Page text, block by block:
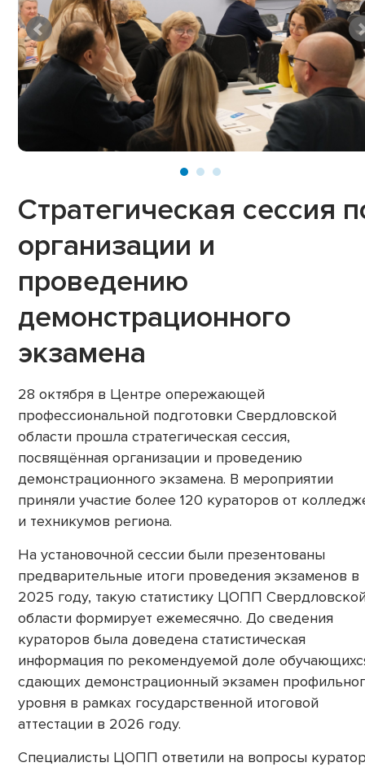
Стратегическая сессия
организации и
проведению
демонстрационного
экзамена
28 октября в Центре опережающей
профессиональной подготовки Свердловской
области прошла стратегическая сессия,
посвящённая организации и проведению
демонстрационного экзамена. В мероприятии
приняли участие более 120 кураторов от
и техникумов региона.
На установочной сессии были презентованы
предварительные итоги проведения экзаменов в
2025 году, такую статистику ЦОПП
области формирует ежемесячно. До сведения
кураторов была доведена статистическая
информация по рекомендуемой доле
сдающих демонстрационный экзамен
уровня в рамках государственной итоговой
аттестации в 2026 году.
Специалисты ЦОПП ответили на вопросы